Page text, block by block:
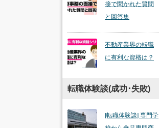
接で聞かれた質問
と回答集
不動産業界の転職
に有利な資格は？
転職体験談(成功･失敗)
[転職体験談] 専門学